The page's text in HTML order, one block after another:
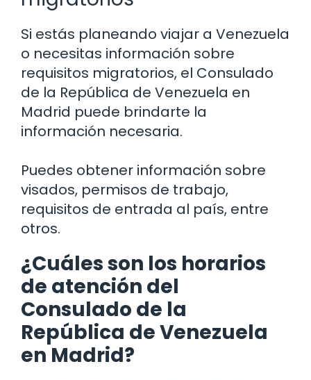
Si estás planeando viajar a Venezuela
o necesitas información sobre
requisitos migratorios, el Consulado
de la República de Venezuela en
Madrid puede brindarte la
información necesaria.
Puedes obtener información sobre
visados, permisos de trabajo,
requisitos de entrada al país, entre
otros.
¿Cuáles son los horarios
de atención del
Consulado de la
República de Venezuela
en Madrid?